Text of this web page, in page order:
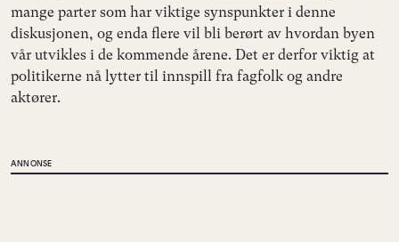
mange parter som har viktige synspunkter i denne
diskusjonen, og enda flere vil bli berørt av hvordan byen
vår utvikles i de kommende årene. Det er derfor viktig at
politikerne nå lytter til innspill fra fagfolk og andre
aktører.
ANNONSE